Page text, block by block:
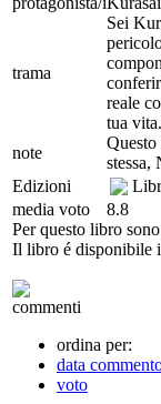
trama
Sei
reale
tua
note
stessa,
Edizioni
media voto
8.8
Per questo libro
Il libro é disponibile
commenti
ordina per:
data
voto